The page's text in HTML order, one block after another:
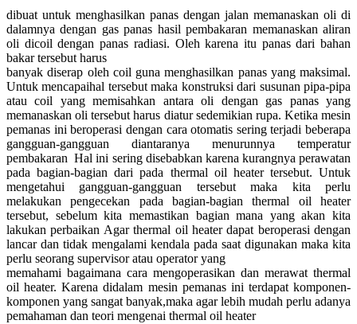
dibuat untuk menghasilkan panas dengan jalan memanaskan oli di
dalamnya dengan gas panas hasil pembakaran memanaskan aliran
oli dicoil dengan panas radiasi. Oleh karena itu panas dari bahan
bakar tersebut harus
banyak diserap oleh coil guna menghasilkan panas yang maksimal.
Untuk mencapaihal tersebut maka konstruksi dari susunan pipa-pipa
atau coil yang memisahkan antara oli dengan gas panas yang
memanaskan oli tersebut harus diatur sedemikian rupa. Ketika mesin
pemanas ini beroperasi dengan cara otomatis sering terjadi beberapa
gangguan-gangguan diantaranya menurunnya temperatur
pembakaran Hal ini sering disebabkan karena kurangnya perawatan
pada bagian-bagian dari pada thermal oil heater tersebut. Untuk
mengetahui gangguan-gangguan tersebut maka kita perlu
melakukan pengecekan pada bagian-bagian thermal oil heater
tersebut, sebelum kita memastikan bagian mana yang akan kita
lakukan perbaikan Agar thermal oil heater dapat beroperasi dengan
lancar dan tidak mengalami kendala pada saat digunakan maka kita
perlu seorang supervisor atau operator yang
memahami bagaimana cara mengoperasikan dan merawat thermal
oil heater. Karena didalam mesin pemanas ini terdapat komponen-
komponen yang sangat banyak,maka agar lebih mudah perlu adanya
pemahaman dan teori mengenai thermal oil heater